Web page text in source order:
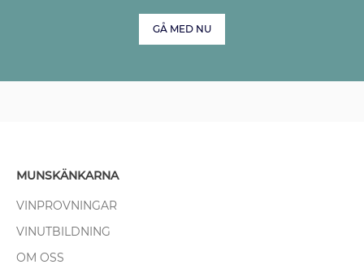
GÅ MED NU
MUNSKÄNKARNA
VINPROVNINGAR
VINUTBILDNING
OM OSS